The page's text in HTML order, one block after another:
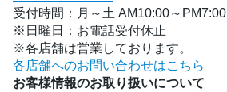
受付時間：月～土 AM10:00～PM7:00
※日曜日：お電話受付休止
※各店舗は営業しております。
各店舗へのお問い合わせはこちら
お客様情報のお取り扱いについて